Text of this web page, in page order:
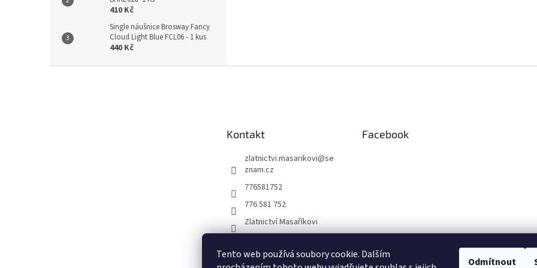
Tento web používá soubory cookie. Dalším
Odmítnout
410 Kč
Single náušnice Brosway Fancy
Cloud Light Blue FCL06 - 1 kus
440 Kč
Kontakt
zlatnictvi.masarikovi@se
znam.cz
776581752
776 581 752
Zlatnictví Masaříkovi
Facebook
Formuláře